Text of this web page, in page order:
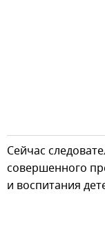
Сейчас
совершенного
и воспитания